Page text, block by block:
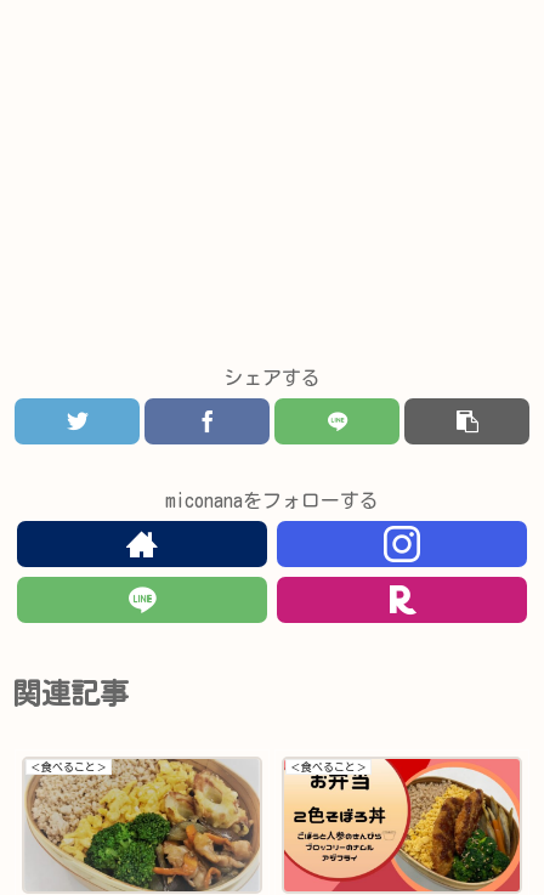
シェアする
miconanaをフォローする
関連記事
＜食べること＞ ＜食べること＞